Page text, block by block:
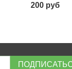
200 руб